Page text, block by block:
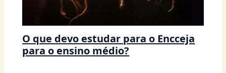
O que devo estudar para o Encceja
para o ensino médio?